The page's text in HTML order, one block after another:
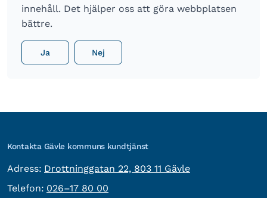
innehåll. Det hjälper oss att göra webbplatsen
bättre.
Ja Nej
Kontakta Gävle kommuns kundtjänst
Adress: besöksadress:
Drottninggatan 22, 803 11 Gävle
Telefon: Telefon:
026–17 80 00